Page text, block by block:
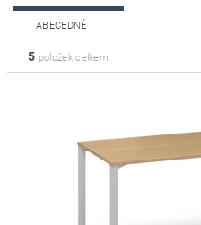
ABECEDNĚ
5 položek celkem